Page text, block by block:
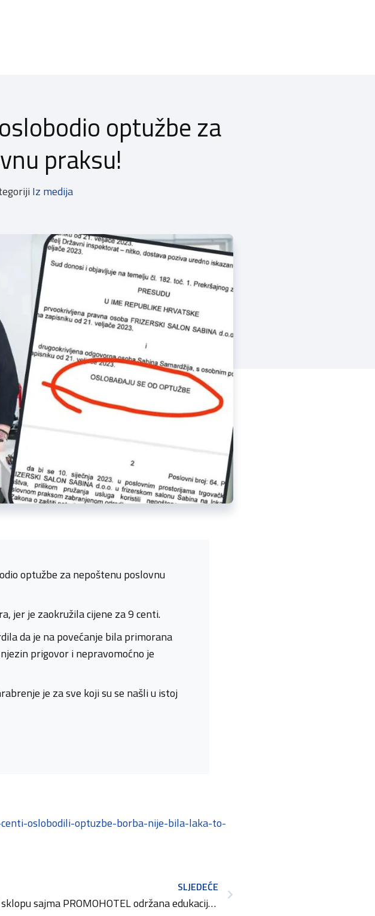
optužbe za
praksu!
Iz medija
optužbe za nepoštenu poslovnu
jer je zaokružila cijene za 9 centi.
da je na povećanje bila primorana
prigovor i nepravomoćno je
je za sve koji su se našli u istoj
oslobodili-optuzbe-borba-nije-bila-laka-to-
SLJEDEĆE
U sklopu sajma PROMOHOTEL održana edukacija o zapošljavanju osoba s invaliditetom